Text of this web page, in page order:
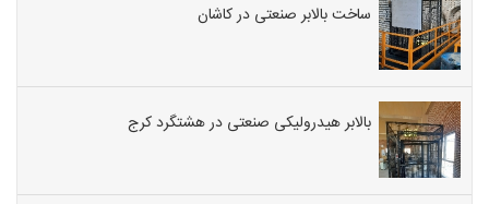
ساخت بالابر صنعتی در کاشان
بالابر هیدرولیکی صنعتی در هشتگرد کرج